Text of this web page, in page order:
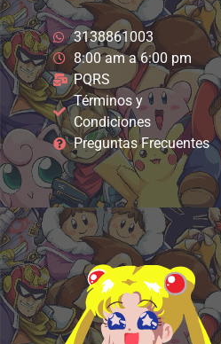
3138861003
8:00 am a 6:00 pm
PQRS
Términos y
Condiciones
Preguntas Frecuentes